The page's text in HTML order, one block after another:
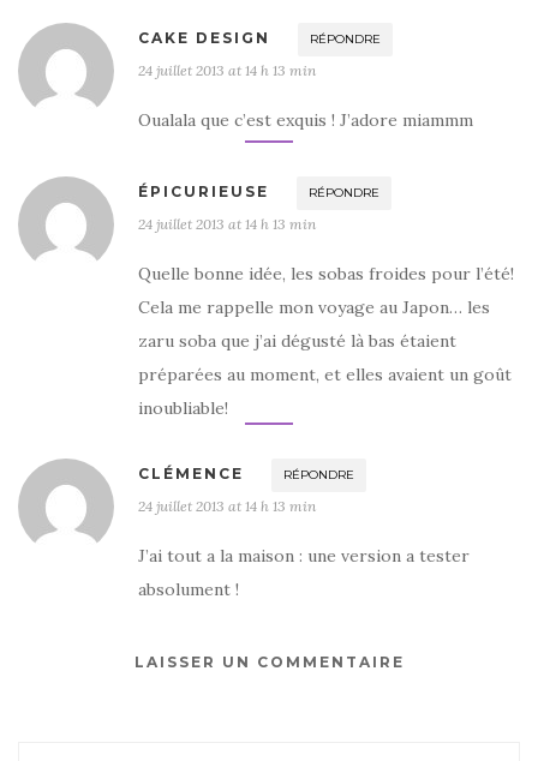
CAKE DESIGN RÉPONDRE
24 juillet 2013 at 14 h 13 min
Oualala que c’est exquis ! J’adore miammm
ÉPICURIEUSE RÉPONDRE
24 juillet 2013 at 14 h 13 min
Quelle bonne idée, les sobas froides pour l’été!
Cela me rappelle mon voyage au Japon… les
zaru soba que j’ai dégusté là bas étaient
préparées au moment, et elles avaient un goût
inoubliable!
CLÉMENCE RÉPONDRE
24 juillet 2013 at 14 h 13 min
J’ai tout a la maison : une version a tester
absolument !
LAISSER UN COMMENTAIRE